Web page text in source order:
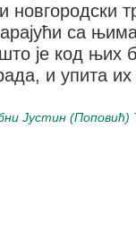
новгородски
са
је код њих
и упита
Јустин (Поповић)